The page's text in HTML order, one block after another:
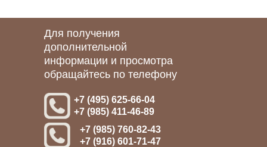
Для получения
дополнительной
информации и просмотра
обращайтесь по телефону
+7 (495) 625-66-04
+7 (985) 411-46-89
+7 (985) 760-82-43
+7 (916) 601-71-47